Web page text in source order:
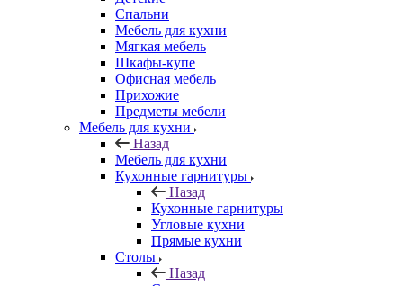
Спальни
Мебель для кухни
Мягкая мебель
Шкафы-купе
Офисная мебель
Прихожие
Предметы мебели
Мебель для кухни
Назад
Мебель для кухни
Кухонные гарнитуры
Назад
Кухонные гарнитуры
Угловые кухни
Прямые кухни
Столы
Назад